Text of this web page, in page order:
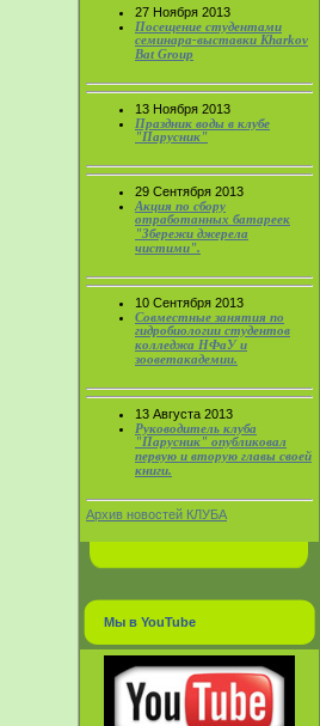
27 Ноября 2013
Посещение студентами
семинара-выставки Kharkov
Bat Group
13 Ноября 2013
Праздник воды в клубе
"Парусник"
29 Сентября 2013
Акция по сбору
отработанных батареек
"Збережи джерела
чистими".
10 Сентября 2013
Совместные занятия по
гидробиологии студентов
колледжа НФаУ и
зооветакадемии.
13 Августа 2013
Руководитель клуба
"Парусник" опубликовал
первую и вторую главы своей
книги.
Архив новостей КЛУБА
Мы в YouTube